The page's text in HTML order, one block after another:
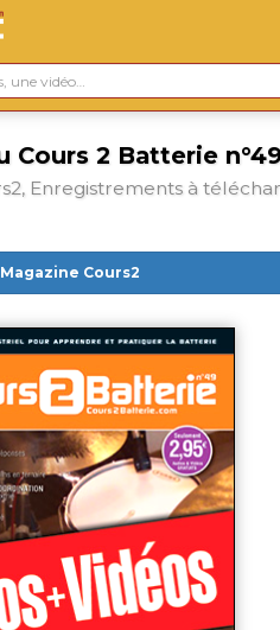
Cours 2 Batterie
Enregistrements à
Cours2